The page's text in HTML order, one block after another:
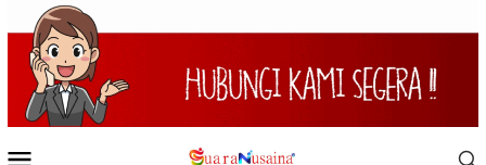
Loncat
ke
konten